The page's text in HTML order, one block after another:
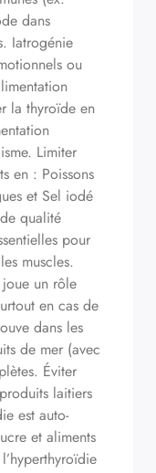
dans
Iatrogénie
ou
la thyroïde en
Limiter
en : Poissons
et Sel iodé
qualité
pour
muscles.
un rôle
en cas de
dans les
de mer (avec
Éviter
laitiers
est auto-
et aliments